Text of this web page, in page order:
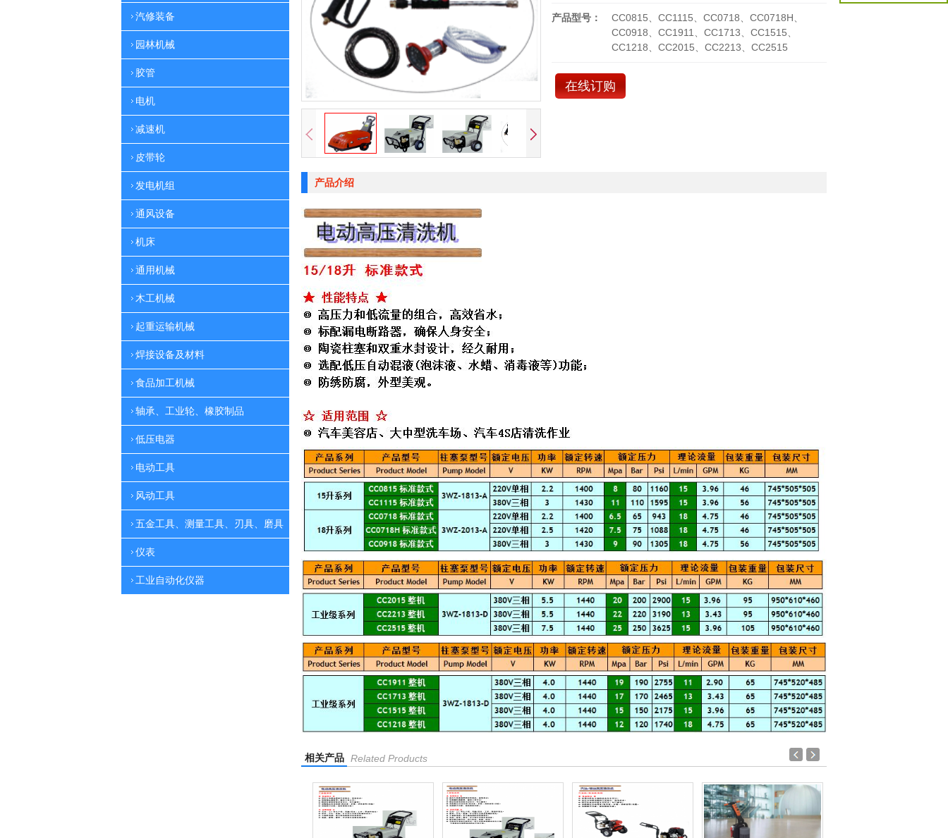
汽修装备
园林机械
胶管
电机
减速机
皮带轮
发电机组
通风设备
机床
通用机械
木工机械
起重运输机械
焊接设备及材料
食品加工机械
轴承、工业轮、橡胶制品
低压电器
电动工具
风动工具
五金工具、测量工具、刃具、磨具
仪表
工业自动化仪器
产品型号：
CC0815、CC1115、CC0718、CC0718H、
CC0918、CC1911、CC1713、CC1515、
CC1218、CC2015、CC2213、CC2515
在线订购
产品介绍
相关产品 Related Products